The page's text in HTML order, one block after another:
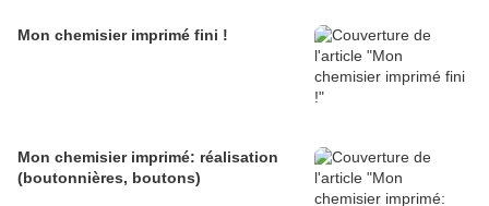
Mon chemisier imprimé fini !
Mon chemisier imprimé: réalisation
(boutonnières, boutons)